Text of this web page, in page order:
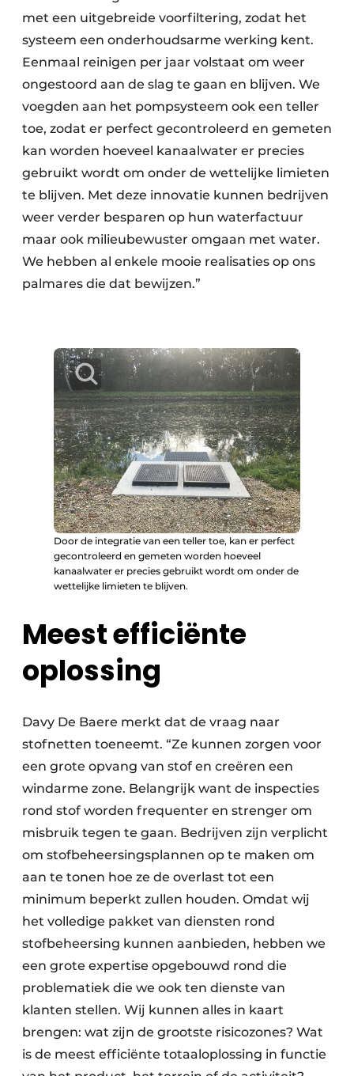
met een uitgebreide voorfiltering, zodat het
systeem een onderhoudsarme werking kent.
Eenmaal reinigen per jaar volstaat om weer
ongestoord aan de slag te gaan en blijven. We
voegden aan het pompsysteem ook een teller
toe, zodat er perfect gecontroleerd en gemeten
kan worden hoeveel kanaalwater er precies
gebruikt wordt om onder de wettelijke limieten
te blijven. Met deze innovatie kunnen bedrijven
weer verder besparen op hun waterfactuur
maar ook milieubewuster omgaan met water.
We hebben al enkele mooie realisaties op ons
palmares die dat bewijzen.”
Door de integratie van een teller toe, kan er perfect
gecontroleerd en gemeten worden hoeveel
kanaalwater er precies gebruikt wordt om onder de
wettelijke limieten te blijven.
Meest efficiënte
oplossing
Davy De Baere merkt dat de vraag naar
stofnetten toeneemt. “Ze kunnen zorgen voor
een grote opvang van stof en creëren een
windarme zone. Belangrijk want de inspecties
rond stof worden frequenter en strenger om
misbruik tegen te gaan. Bedrijven zijn verplicht
om stofbeheersingsplannen op te maken om
aan te tonen hoe ze de overlast tot een
minimum beperkt zullen houden. Omdat wij
het volledige pakket van diensten rond
stofbeheersing kunnen aanbieden, hebben we
een grote expertise opgebouwd rond die
problematiek die we ook ten dienste van
klanten stellen. Wij kunnen alles in kaart
brengen: wat zijn de grootste risicozones? Wat
is de meest efficiënte totaaloplossing in functie